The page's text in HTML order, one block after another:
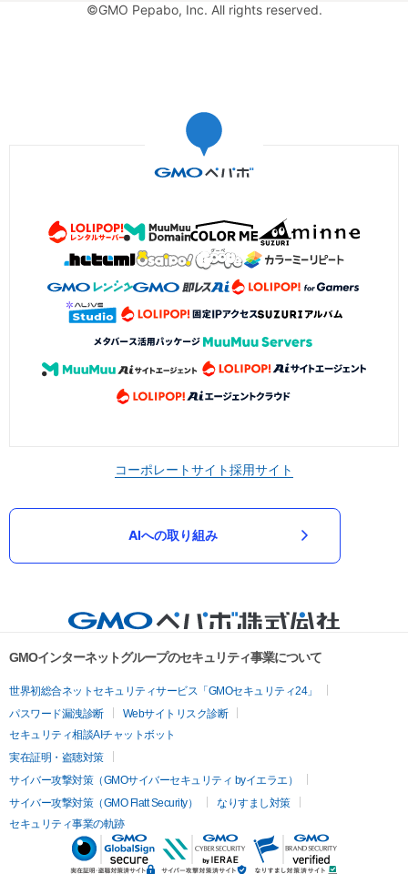
©GMO Pepabo, Inc. All rights reserved.
コーポレートサイト採用サイト
AIへの取り組み
GMOインターネットグループのセキュリティ事業について
世界初総合ネットセキュリティサービス「GMOセキュリティ24」
パスワード漏洩診断
Webサイトリスク診断
セキュリティ相談AIチャットボット
実在証明・盗聴対策
サイバー攻撃対策（GMOサイバーセキュリティ byイエラエ）
サイバー攻撃対策（GMO Flatt Security）
なりすまし対策
セキュリティ事業の軌跡